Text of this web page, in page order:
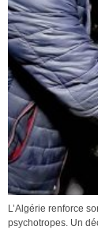
L’Algérie renforce
psychotropes. Un